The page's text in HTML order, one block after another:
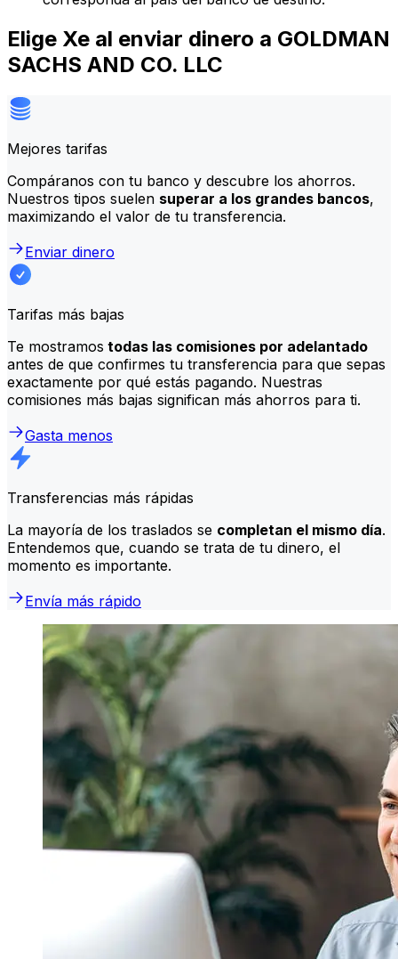
Elige Xe al enviar dinero a GOLDMAN
SACHS AND CO. LLC
Mejores tarifas
Compáranos con tu banco y descubre los ahorros.
Nuestros tipos suelen superar a los grandes bancos,
maximizando el valor de tu transferencia.
Enviar dinero
Tarifas más bajas
Te mostramos todas las comisiones por adelantado
antes de que confirmes tu transferencia para que sepas
exactamente por qué estás pagando. Nuestras
comisiones más bajas significan más ahorros para ti.
Gasta menos
Transferencias más rápidas
La mayoría de los traslados se completan el mismo día.
Entendemos que, cuando se trata de tu dinero, el
momento es importante.
Envía más rápido